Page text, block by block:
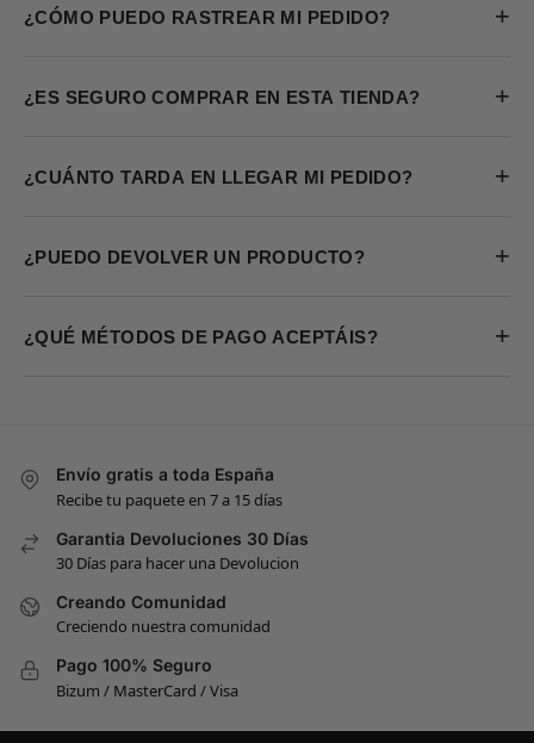
¿CÓMO PUEDO RASTREAR MI PEDIDO? +
¿ES SEGURO COMPRAR EN ESTA TIENDA? +
¿CUÁNTO TARDA EN LLEGAR MI PEDIDO? +
¿PUEDO DEVOLVER UN PRODUCTO? +
¿QUÉ MÉTODOS DE PAGO ACEPTÁIS? +
Envío gratis a toda España
Recibe tu paquete en 7 a 15 días
Garantia Devoluciones 30 Días
30 Días para hacer una Devolucion
Creando Comunidad
Creciendo nuestra comunidad
Pago 100% Seguro
Bizum / MasterCard / Visa